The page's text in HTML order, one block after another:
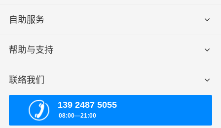
自助服务
帮助与支持
联络我们
139 2487 5055
08:00—21:00